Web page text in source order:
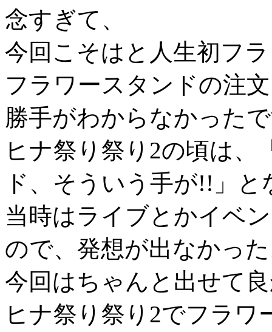
念すぎて、
今回こそはと人生初フ
フラワースタンドの注
勝手がわからなかった
ヒナ祭り祭り2の頃は、
ド、そういう手が!!」
当時はライブとかイベ
ので、発想が出なかっ
今回はちゃんと出せて
ヒナ祭り祭り2でフラ